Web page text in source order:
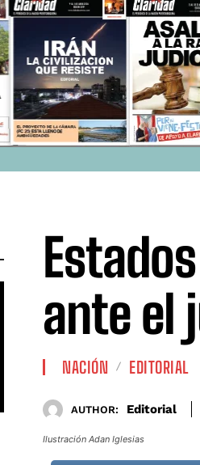
ante el
NACIÓN EDITORIAL
AUTHOR: Editorial
Ilustración Adan Iglesias